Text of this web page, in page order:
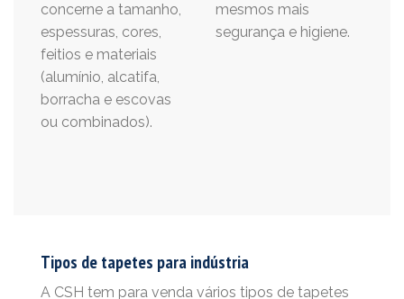
concerne a tamanho,
espessuras, cores,
feitios e materiais
(alumínio, alcatifa,
borracha e escovas
ou combinados).
mesmos mais
segurança e higiene.
Tipos de tapetes para indústria
A CSH tem para venda vários tipos de tapetes